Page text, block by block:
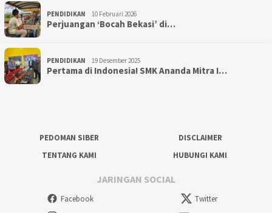
PENDIDIKAN 10 Februari 2026
Perjuangan ‘Bocah Bekasi’ di…
PENDIDIKAN 19 Desember 2025
Pertama di Indonesia! SMK Ananda Mitra I…
PEDOMAN SIBER
DISCLAIMER
TENTANG KAMI
HUBUNGI KAMI
JARINGAN SOCIAL
Facebook
Twitter